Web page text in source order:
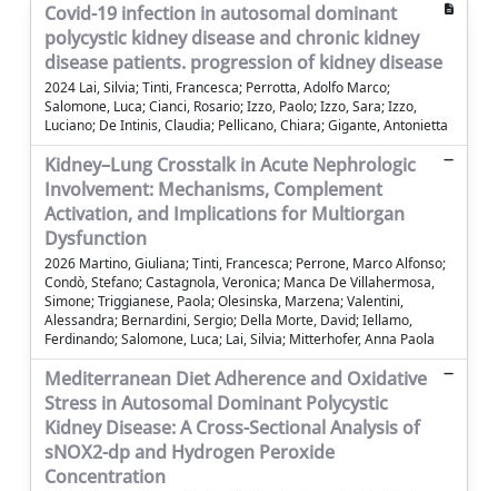
Covid-19 infection in autosomal dominant
polycystic kidney disease and chronic kidney
disease patients. progression of kidney disease
2024 Lai, Silvia; Tinti, Francesca; Perrotta, Adolfo Marco;
Salomone, Luca; Cianci, Rosario; Izzo, Paolo; Izzo, Sara; Izzo,
Luciano; De Intinis, Claudia; Pellicano, Chiara; Gigante, Antonietta
Kidney–Lung Crosstalk in Acute Nephrologic
Involvement: Mechanisms, Complement
Activation, and Implications for Multiorgan
Dysfunction
2026 Martino, Giuliana; Tinti, Francesca; Perrone, Marco Alfonso;
Condò, Stefano; Castagnola, Veronica; Manca De Villahermosa,
Simone; Triggianese, Paola; Olesinska, Marzena; Valentini,
Alessandra; Bernardini, Sergio; Della Morte, David; Iellamo,
Ferdinando; Salomone, Luca; Lai, Silvia; Mitterhofer, Anna Paola
Mediterranean Diet Adherence and Oxidative
Stress in Autosomal Dominant Polycystic
Kidney Disease: A Cross-Sectional Analysis of
sNOX2-dp and Hydrogen Peroxide
Concentration